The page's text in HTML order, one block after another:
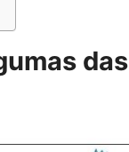
das